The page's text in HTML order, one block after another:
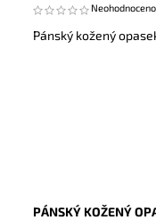
Neohodnoceno
Pánský kožený
PÁNSKÝ KOŽENÝ